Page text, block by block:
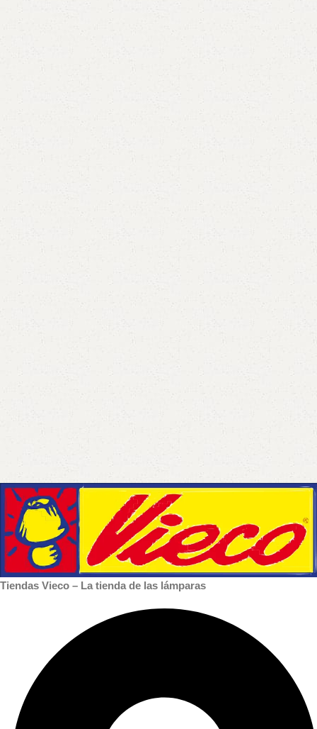
Tiendas Vieco – La tienda de las lámparas